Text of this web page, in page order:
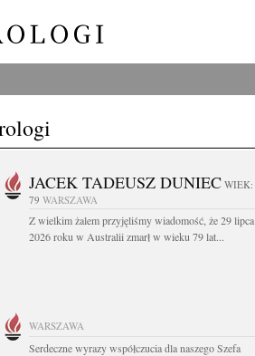
JACEK TADEUSZ DUNIEC WIEK:
79 WARSZAWA
Z wielkim żalem przyjęliśmy wiadomość, że 29 lipca
2026 roku w Australii zmarł w wieku 79 lat...
WARSZAWA
Serdeczne wyrazy współczucia dla naszego Szefa